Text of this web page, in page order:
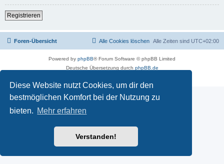
Diese Website nutzt Cookies, um dir den
bestmöglichen Komfort bei der Nutzung zu
bieten. Mehr erfahren
Verstanden!
Registrieren
Foren-Übersicht Alle Zeiten sind UTC+02:00
Alle Cookies löschen
Powered by phpBB® Forum Software © phpBB Limited
Deutsche Übersetzung durch phpBB.de